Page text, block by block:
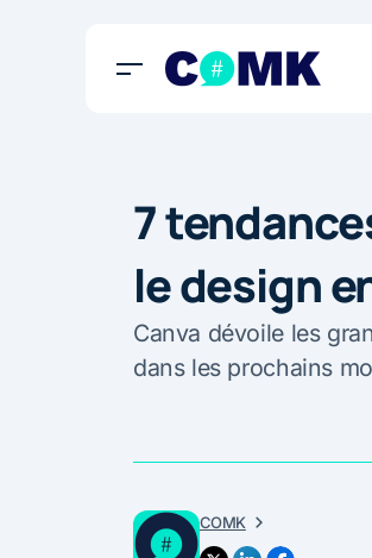
7
le design
Canva dévoile les
dans les prochains
COMK